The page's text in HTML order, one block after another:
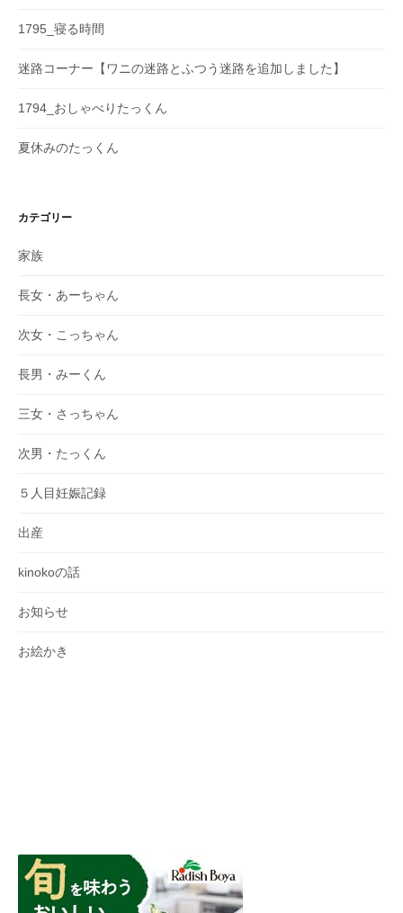
1795_寝る時間
迷路コーナー【ワニの迷路とふつう迷路を追加しました】
1794_おしゃべりたっくん
夏休みのたっくん
カテゴリー
家族
長女・あーちゃん
次女・こっちゃん
長男・みーくん
三女・さっちゃん
次男・たっくん
５人目妊娠記録
出産
kinokoの話
お知らせ
お絵かき